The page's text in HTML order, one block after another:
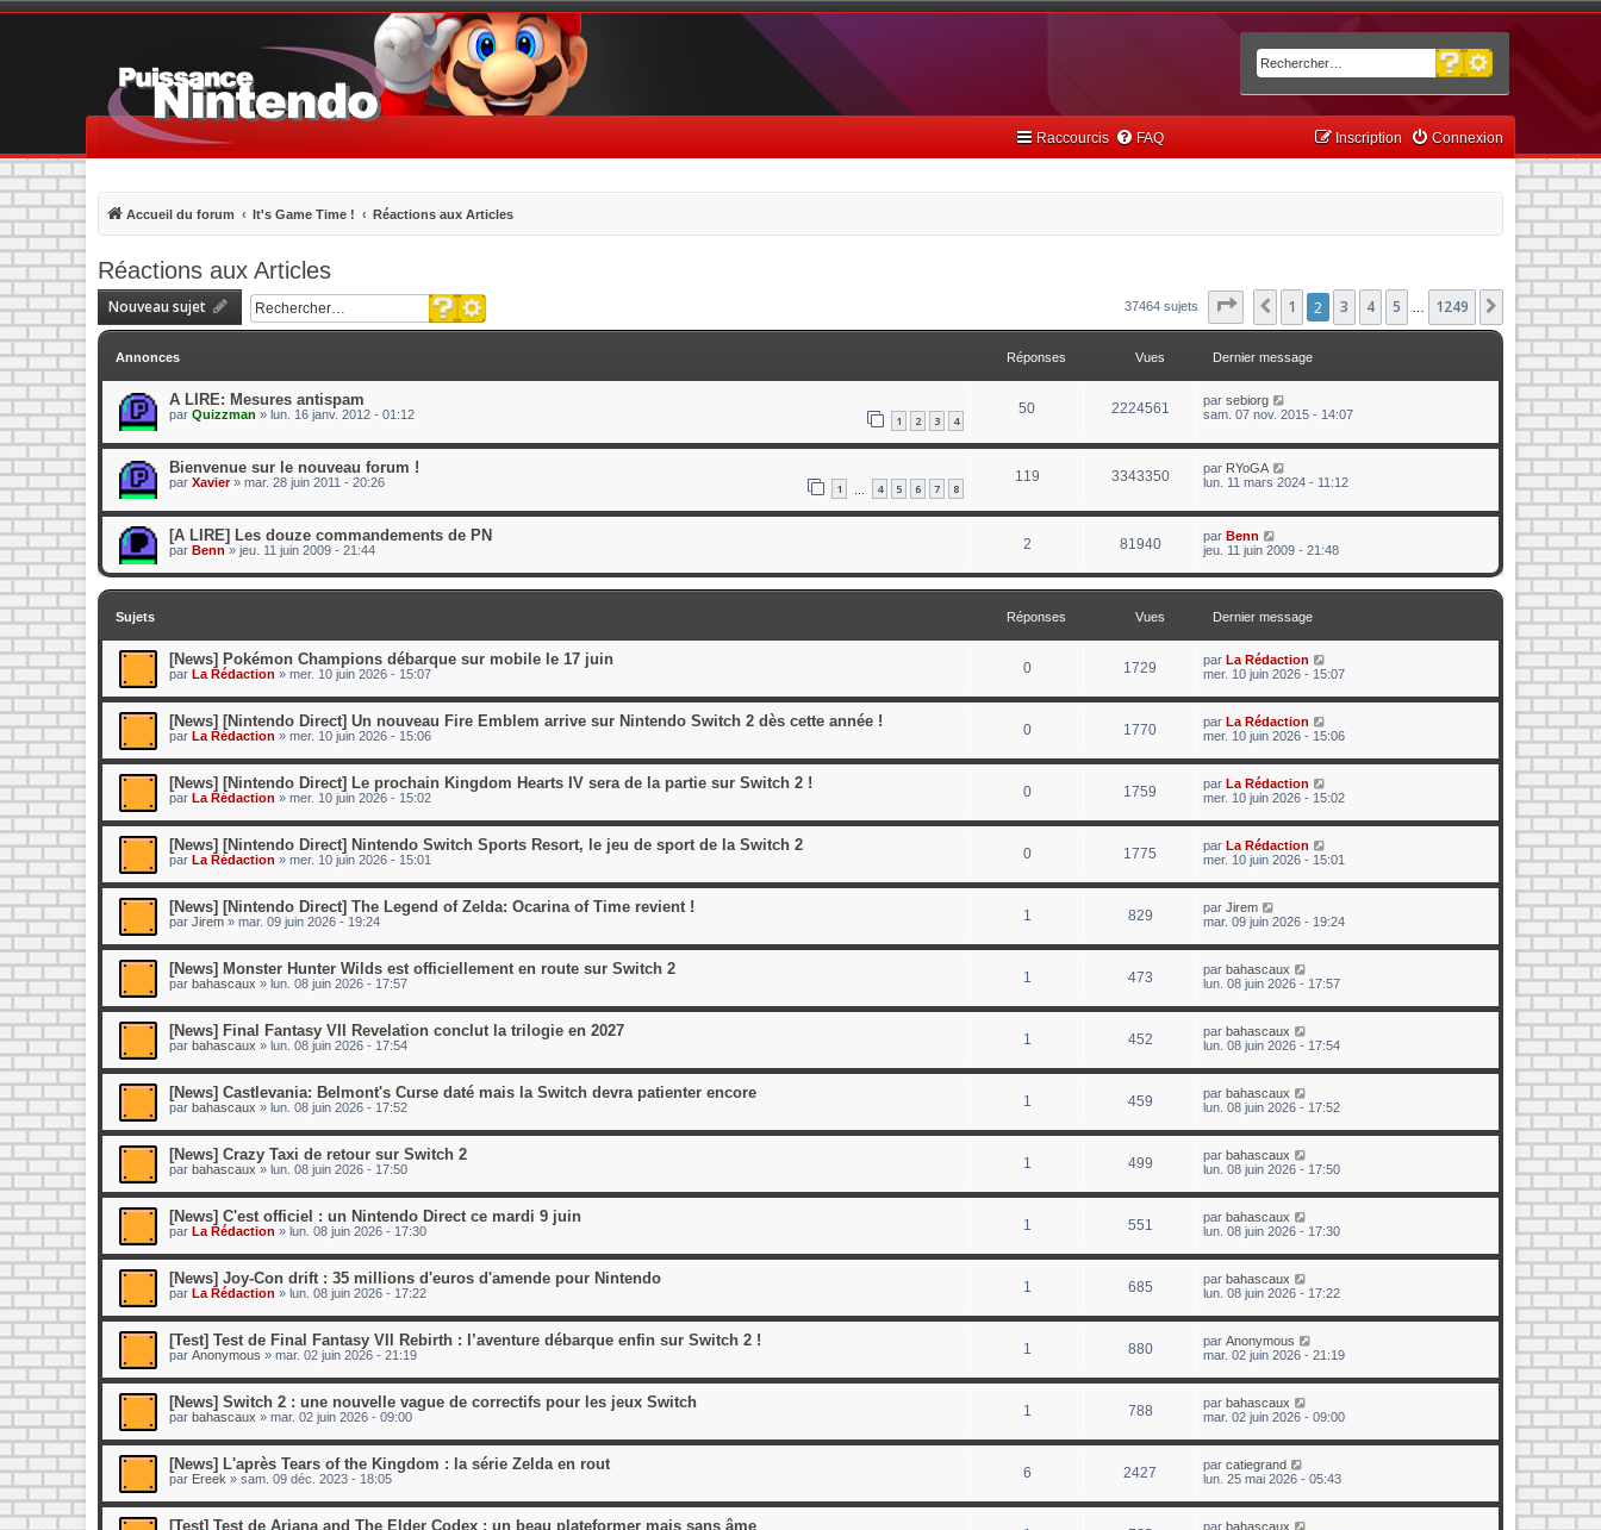
Rechercher
Recherche avancée
Raccourcis FAQ Connexion
Inscription
Accueil du forum It's Game Time ! Réactions aux Articles
Réactions aux Articles
Nouveau sujet
Rechercher
Recherche avancée 37464 sujets Page sur 1249
Précédent
1 2 3 4 5 1249 Suivant
Annonces Réponses Vues Dernier message
A LIRE: Mesures antispam
par Quizzman » lun. 16 janv. 2012 - 01:12 1 2 3 4
50 2224561 par sebiorg
sam. 07 nov. 2015 - 14:07
Bienvenue sur le nouveau forum !
par Xavier» mar. 28 juin 2011 - 20:26 1 … 4 5 6 7 8
119 3343350 par RYoGA
lun. 11 mars 2024 - 11:12
[A LIRE] Les douze commandements de PN
par Benn » jeu. 11 juin 2009 - 21:44 2 81940 par Benn
jeu. 11 juin 2009 - 21:48
Sujets Réponses Vues Dernier message
[News] Pokémon Champions débarque sur mobile le 17 juin
par La Rédaction » mer. 10 juin 2026 - 15:07 0 1729 par La Rédaction
mer. 10 juin 2026 - 15:07
[News] [Nintendo Direct] Un nouveau Fire Emblem arrive sur Nintendo Switch 2 dès cette année !
par La Rédaction » mer. 10 juin 2026 - 15:06 0 1770 par La Rédaction
mer. 10 juin 2026 - 15:06
[News] [Nintendo Direct] Le prochain Kingdom Hearts IV sera de la partie sur Switch 2 !
par La Rédaction » mer. 10 juin 2026 - 15:02 0 1759 par La Rédaction
mer. 10 juin 2026 - 15:02
[News] [Nintendo Direct] Nintendo Switch Sports Resort, le jeu de sport de la Switch 2
par La Rédaction » mer. 10 juin 2026 - 15:01 0 1775 par La Rédaction
mer. 10 juin 2026 - 15:01
[News] [Nintendo Direct] The Legend of Zelda: Ocarina of Time revient !
par Jirem » mar. 09 juin 2026 - 19:24 1 829 par Jirem
mar. 09 juin 2026 - 19:24
[News] Monster Hunter Wilds est officiellement en route sur Switch 2
par bahascaux » lun. 08 juin 2026 - 17:57 1 473 par bahascaux
lun. 08 juin 2026 - 17:57
[News] Final Fantasy VII Revelation conclut la trilogie en 2027
par bahascaux » lun. 08 juin 2026 - 17:54 1 452 par bahascaux
lun. 08 juin 2026 - 17:54
[News] Castlevania: Belmont's Curse daté mais la Switch devra patienter encore
par bahascaux » lun. 08 juin 2026 - 17:52 1 459 par bahascaux
lun. 08 juin 2026 - 17:52
[News] Crazy Taxi de retour sur Switch 2
par bahascaux » lun. 08 juin 2026 - 17:50 1 499 par bahascaux
lun. 08 juin 2026 - 17:50
[News] C'est officiel : un Nintendo Direct ce mardi 9 juin
par La Rédaction » lun. 08 juin 2026 - 17:30 1 551 par bahascaux
lun. 08 juin 2026 - 17:30
[News] Joy-Con drift : 35 millions d'euros d'amende pour Nintendo
par La Rédaction » lun. 08 juin 2026 - 17:22 1 685 par bahascaux
lun. 08 juin 2026 - 17:22
[Test] Test de Final Fantasy VII Rebirth : l’aventure débarque enfin sur Switch 2 !
par Anonymous » mar. 02 juin 2026 - 21:19 1 880 par Anonymous
mar. 02 juin 2026 - 21:19
[News] Switch 2 : une nouvelle vague de correctifs pour les jeux Switch
par bahascaux » mar. 02 juin 2026 - 09:00 1 788 par bahascaux
mar. 02 juin 2026 - 09:00
[News] L'après Tears of the Kingdom : la série Zelda en rout
par Ereek » sam. 09 déc. 2023 - 18:05 6 2427 par catiegrand
lun. 25 mai 2026 - 05:43
[Test] Test de Ariana and The Elder Codex : un beau plateformer mais sans âme par bahascaux